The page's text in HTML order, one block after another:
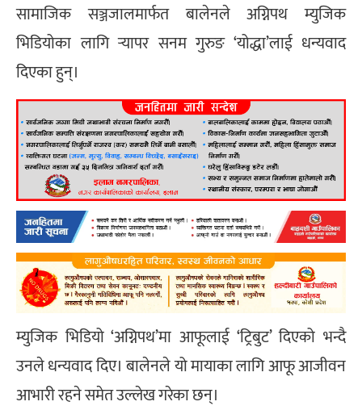
सामाजिक सञ्जजालमार्फत बालेनले अग्निपथ म्युजिक
भिडियोका लागि र्‍यापर सनम गुरुङ ‘योद्धा’लाई धन्यवाद
दिएका हुन्।
म्युजिक भिडियो ‘अग्निपथ’मा आफूलाई ‘ट्रिबुट’ दिएको भन्दै
उनले धन्यवाद दिए। बालेनले यो मायाका लागि आफू आजीवन
आभारी रहने समेत उल्लेख गरेका छन्।